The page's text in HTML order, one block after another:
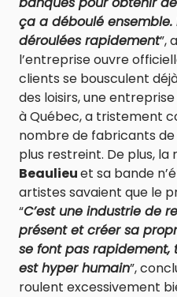
ça a déboulé ensemble.
déroulées rapidement”,
l’entreprise ouvre
clients se bousculent
des loisirs, une
à Québec, a tristement
nombre de fabricants
plus restreint. De plus, la
Beaulieuet sa bande
artistes savaient que le
“C’est une industrie de
présent et créer sa
se font pas
est hyper humain”,
roulent excessivement